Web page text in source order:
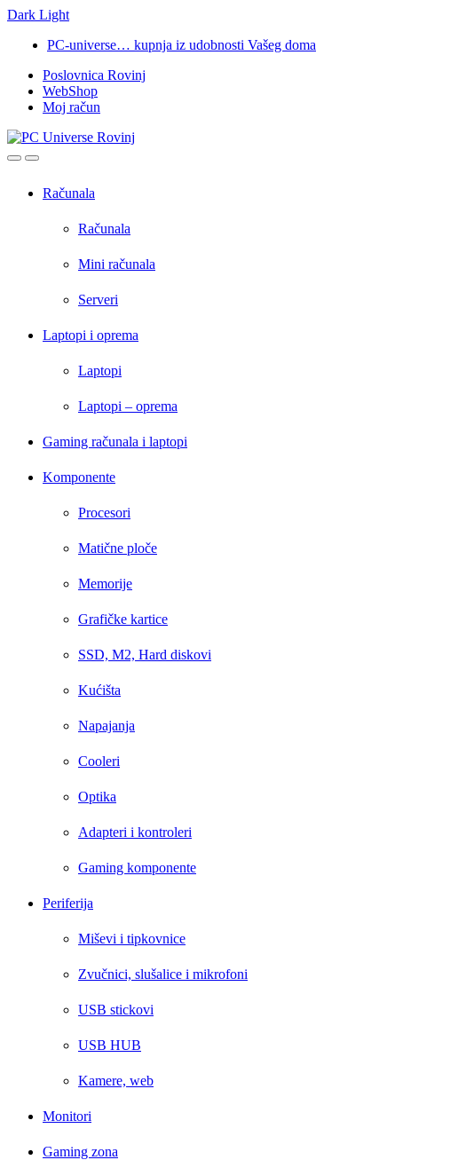
Dark Light
navigation
content
PC-universe… kupnja iz udobnosti Vašeg doma
Poslovnica Rovinj
WebShop
Moj račun
OpenClose
Računala
Računala
Mini računala
Serveri
Laptopi i oprema
Laptopi
Laptopi – oprema
Gaming računala i laptopi
Komponente
Procesori
Matične ploče
Memorije
Grafičke kartice
SSD, M2, Hard diskovi
Kućišta
Napajanja
Cooleri
Optika
Adapteri i kontroleri
Gaming komponente
Periferija
Miševi i tipkovnice
Zvučnici, slušalice i mikrofoni
USB stickovi
USB HUB
Kamere, web
Monitori
Gaming zona